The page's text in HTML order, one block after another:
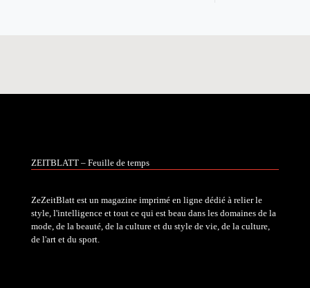
ZEITBLATT – Feuille de temps
ZeZeitBlatt est un magazine imprimé en ligne dédié à relier le
style, l'intelligence et tout ce qui est beau dans les domaines de la
mode, de la beauté, de la culture et du style de vie, de la culture,
de l'art et du sport.